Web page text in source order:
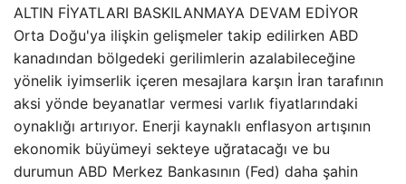
ALTIN FİYATLARI BASKILANMAYA DEVAM EDİYOR
Orta Doğu'ya ilişkin gelişmeler takip edilirken ABD
kanadından bölgedeki gerilimlerin azalabileceğine
yönelik iyimserlik içeren mesajlara karşın İran tarafının
aksi yönde beyanatlar vermesi varlık fiyatlarındaki
oynaklığı artırıyor. Enerji kaynaklı enflasyon artışının
ekonomik büyümeyi sekteye uğratacağı ve bu
durumun ABD Merkez Bankasının (Fed) daha şahin